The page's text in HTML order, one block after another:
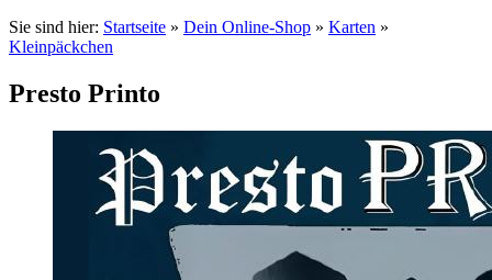
Sie sind hier: Startseite » Dein Online-Shop » Karten »
Kleinpäckchen
Presto Printo